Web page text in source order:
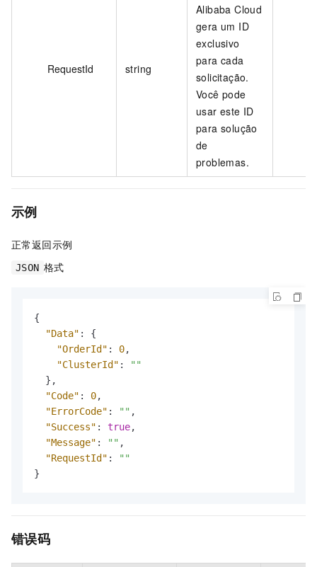
RequestId string
Alibaba Cloud
gera um ID
exclusivo
para cada
solicitação.
Você pode
usar este ID
para solução
de
problemas.
示例
正常返回示例
JSON 格式
{
"Data" :
{
"OrderId" : 0,
"ClusterId" :
""
} ,
"Code" : 0,
"ErrorCode" : "" ,
"Success" : true,
"Message" : "" ,
"RequestId" :
""
}
错误码